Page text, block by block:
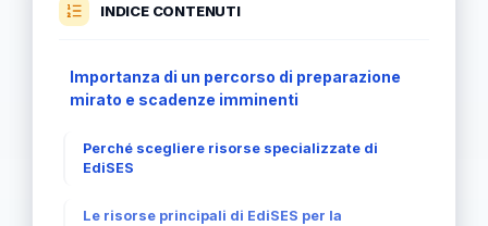
INDICE CONTENUTI
Importanza di un percorso di preparazione
mirato e scadenze imminenti
Perché scegliere risorse specializzate di
EdiSES
Le risorse principali di EdiSES per la